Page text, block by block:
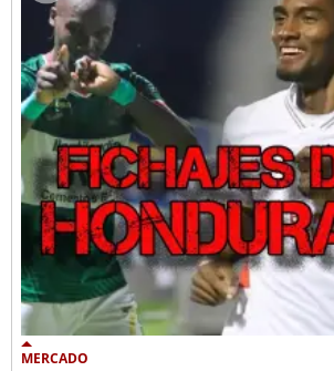
MERCADO